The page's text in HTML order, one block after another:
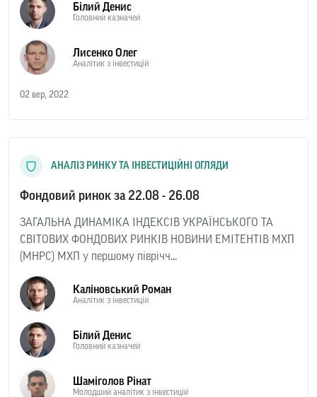
Білий Денис
Головний казначей
Лисенко Олег
Аналітик з інвестицій
02 вер, 2022
АНАЛІЗ РИНКУ ТА ІНВЕСТИЦІЙНІ ОГЛЯДИ
Фондовий ринок за 22.08 - 26.08
ЗАГАЛЬНА ДИНАМІКА ІНДЕКСІВ УКРАЇНСЬКОГО ТА
СВІТОВИХ ФОНДОВИХ РИНКІВ НОВИНИ ЕМІТЕНТІВ МХП
(MHPC) МХП у першому піврічч...
Каліновський Роман
Аналітик з інвестицій
Білий Денис
Головний казначей
Шаміголов Рінат
Молодший аналітик з інвестицій